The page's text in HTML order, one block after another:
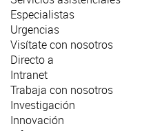
Especialistas
Urgencias
Visítate con nosotros
Directo a
Intranet
Trabaja con nosotros
Investigación
Innovación